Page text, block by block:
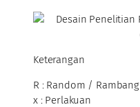
Keterangan
R : Random / Rambang
x : Perlakuan